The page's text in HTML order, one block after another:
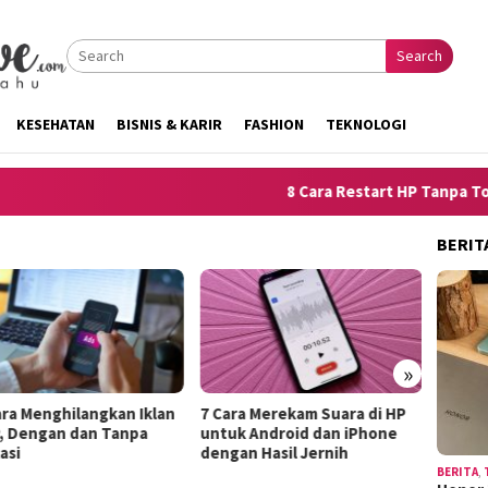
Search
KESEHATAN BISNIS & KARIR FASHION TEKNOLOGI
8 Cara Restart HP Tanpa
»
Merekam Suara di HP
Android dan iPhone
Hasil Jernih
10 Trik Menjelaskan
Kelemahan Diri agar
Terdengar Seperti Kekuatan
10
BERITA